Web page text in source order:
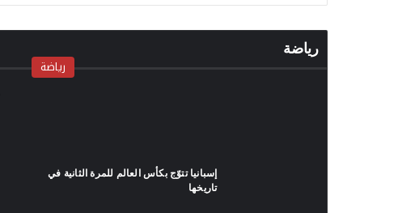
رياضة
رياضة
إسبانيا تتوّج بكأس العالم للمرة الثانية في
تاريخها